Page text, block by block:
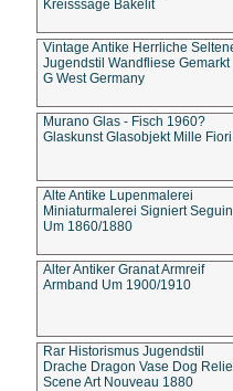
Kreisssäge Bakelit
Vintage Antike Herrliche
Jugendstil Wandfliese Gemarkt
G West Germany
Murano Glas - Fisch 1960?
Glaskunst Glasobjekt Mille Fiori
Alte Antike Lupenmalerei
Miniaturmalerei Signiert Seguin
Um 1860/1880
Alter Antiker Granat Armreif
Armband Um 1900/1910
Rar Historismus Jugendstil
Drache Dragon Vase Dog
Scene Art Nouveau 1880